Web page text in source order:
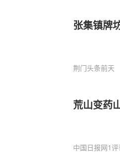
张集镇牌
荆门头条前天
荒山变药
中国日报网1